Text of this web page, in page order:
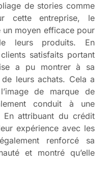
de stories comme
cette entreprise, le
moyen efficace pour
leurs produits. En
satisfaits portant
a pu montrer à sa
leurs achats. Cela a
de marque de
conduit à une
En attribuant du crédit
expérience avec les
renforcé sa
et montré qu’elle